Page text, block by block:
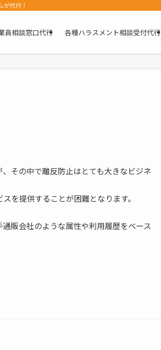
代行！
員相談窓口代行 各種ハラスメント相談受付代行
その中で離反防止はとても大きなビジネ
を提供することが困難となります。
販会社のような属性や利用履歴をベース